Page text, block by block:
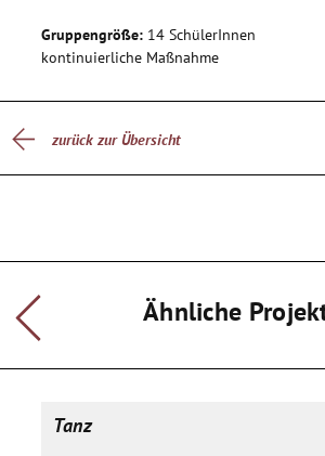
Gruppengröße: 14 SchülerInnen
kontinuierliche Maßnahme
zurück zur Übersicht
Ähnliche
Tanz